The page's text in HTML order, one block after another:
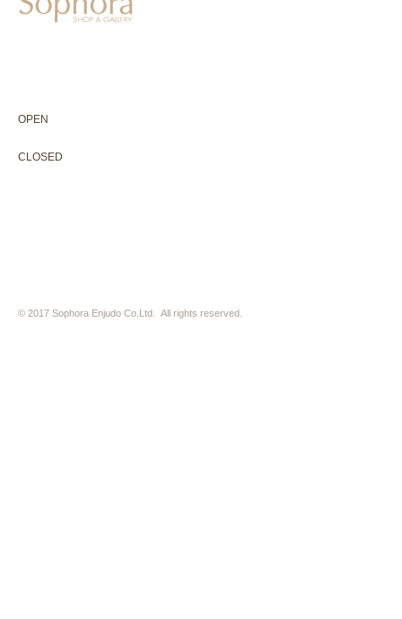
OPEN
CLOSED
© 2017 Sophora Enjudo Co.Ltd. All rights reserved.